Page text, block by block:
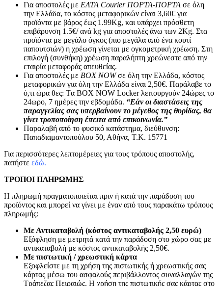
Για αποστολές με ΕΛΤΑ Courier ΠΟΡΤΑ-ΠΟΡΤΑ σε όλη
την Ελλάδα, το κόστος μεταφορικών είναι 3,60€ για
προϊόντα με βάρος έως 1.99Kg, και υπάρχει πρόσθετη
επιβάρυνση 1.5€/ ανά kg για αποστολές άνω των 2Κg. Στα
προϊόντα με μεγάλο όγκος (πιο μεγάλα από ένα κουτί
παπουτσιών) η χρέωση γίνεται με ογκομετρική χρέωση. Στη
επιλογή (συνθήκη) χρέωση παραλήπτη χρεώνεστε από την
εταιρία μεταφοράς απευθείας.
Για αποστολές με BOX NOWσε όλη την Ελλάδα, κόστος
μεταφορικών για όλη την Ελλάδα είναι 2,50€. Παράλαβε το
ό,τι ώρα θες: Tα ΒΟΧ ΝΟW Locker λειτουργούν 24ώρες το
24ωρο, 7 ημέρες την εβδομάδα. “Εάν οι διαστάσεις της
παραγγελίας σας υπερβαίνουν το μέγεθος της θυρίδας, θα
γίνει τροποποίηση έπειτα από επικοινωνία.”
Παραλαβή από το φυσικό κατάστημα, διεύθυνση:
Παπαδιαμαντοπούλου 50, Αθήνα, Τ.Κ. 15771
Για περισσότερες λεπτομέρειες για τους τρόπους αποστολής,
πατήστε εδώ.
ΤΡΟΠΟΙ ΠΛΗΡΩΜΗΣ
Η πληρωμή πραγματοποιείται πριν ή κατά την παράδοση του
προϊόντος και μπορεί να γίνει με έναν από τους παρακάτω τρόπους
πληρωμής:
Με Αντικαταβολή (κόστος αντικαταβολής 2,50 ευρώ)
Εξόφληση με μετρητά κατά την παράδοση στο χώρο σας με
αντικαταβολή με κόστος αντικαταβολής 2,50€.
Με πιστωτική / χρεωστική κάρτα
Εξοφλείστε με τη χρήση της πιστωτικής ή χρεωστικής σας
κάρτας μέσω του ασφαλούς περιβάλλοντος συναλλαγών της
Τράπεζας Πειραιώς. Η χρήση της πιστωτικής σας κάρτας στο